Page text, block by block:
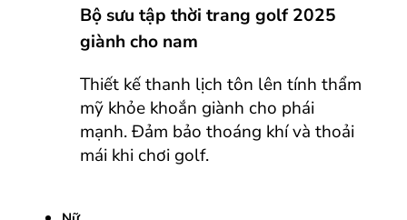
Bộ sưu tập thời trang golf 2025
giành cho nam
Thiết kế thanh lịch tôn lên tính thẩm
mỹ khỏe khoắn giành cho phái
mạnh. Đảm bảo thoáng khí và thoải
mái khi chơi golf.